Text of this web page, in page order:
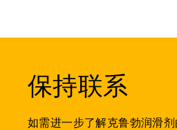
保持联系
如需进一步了解克鲁勃润滑